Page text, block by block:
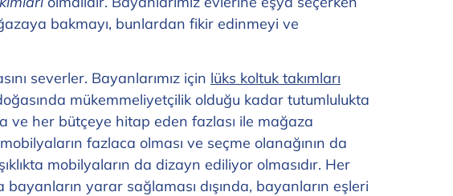
bakmayı, bunlardan fikir edinmeyi ve
severler. Bayanlarımız için lüks koltuk takımları
mükemmeliyetçilik olduğu kadar tutumlulukta
ve her bütçeye hitap eden fazlası ile mağaza
fazlaca olması ve seçme olanağının da
mobilyaların da dizayn ediliyor olmasıdır. Her
yarar sağlaması dışında, bayanların eşleri